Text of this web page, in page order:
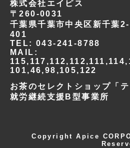
採用情報
株式会社エイピス
〒260-0031
千葉県千葉市中央区新千葉
401
TEL: 043-241-8788
MAIL:
101,46,98,105,122
お茶のセレクトショップ「テ
就労継続支援B型事業所
Copyright Apice